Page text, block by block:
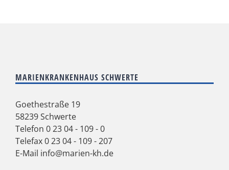
MARIENKRANKENHAUS SCHWERTE
Goethestraße 19
58239 Schwerte
Telefon 0 23 04 - 109 - 0
Telefax 0 23 04 - 109 - 207
E-Mail info@marien-kh.de